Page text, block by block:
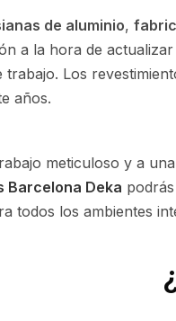
de aluminio,
a la hora de
trabajo. Los
años.
meticuloso y a
Barcelona Deka
todos los ambientes